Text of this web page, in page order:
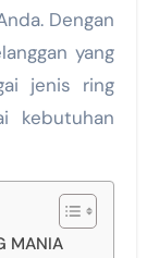
Dengan
yang
jenis ring
kebutuhan
MANIA